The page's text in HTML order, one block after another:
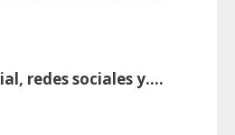
redes sociales y….